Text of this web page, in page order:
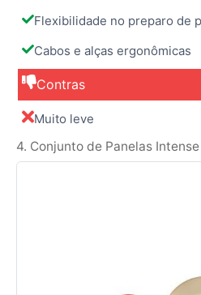
Flexibilidade no preparo de
Cabos e alças ergonômicas
Contras
Muito leve
4. Conjunto de Panelas